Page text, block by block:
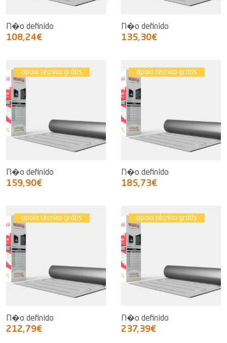
N�o definido
108,24€
N�o definido
135,30€
apoio técnico grátis
N�o definido
159,90€
apoio técnico grátis
N�o definido
185,73€
apoio técnico grátis
N�o definido
212,79€
apoio técnico grátis
N�o definido
237,39€